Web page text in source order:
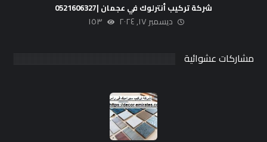
شركة تركيب أنترلوك في عجمان |0521606327
ديسمبر ١٧, ٢٠٢٤ ١٥٣
مشاركات عشوائية